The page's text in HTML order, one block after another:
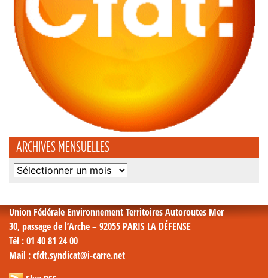
ARCHIVES MENSUELLES
Archives
Union Fédérale Environnement Territoires Autoroutes Mer
30, passage de l’Arche – 92055 PARIS LA DÉFENSE
Tél : 01 40 81 24 00
Mail : cfdt.syndicat@i-carre.net